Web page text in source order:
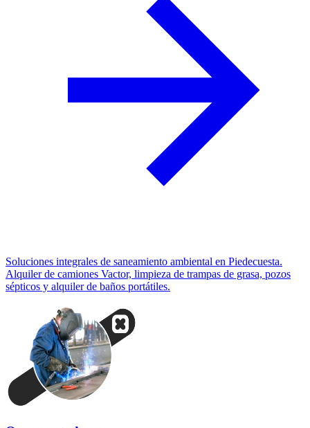
Soluciones integrales de saneamiento ambiental en Piedecuesta.
Alquiler de camiones Vactor, limpieza de trampas de grasa, pozos
sépticos y alquiler de baños portátiles.